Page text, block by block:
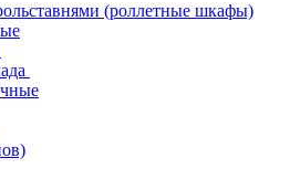
(роллетные шкафы)